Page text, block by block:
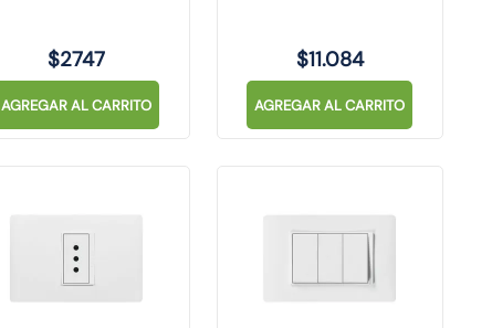
$2747
AGREGAR AL CARRITO
$11.084
AGREGAR AL CARRITO